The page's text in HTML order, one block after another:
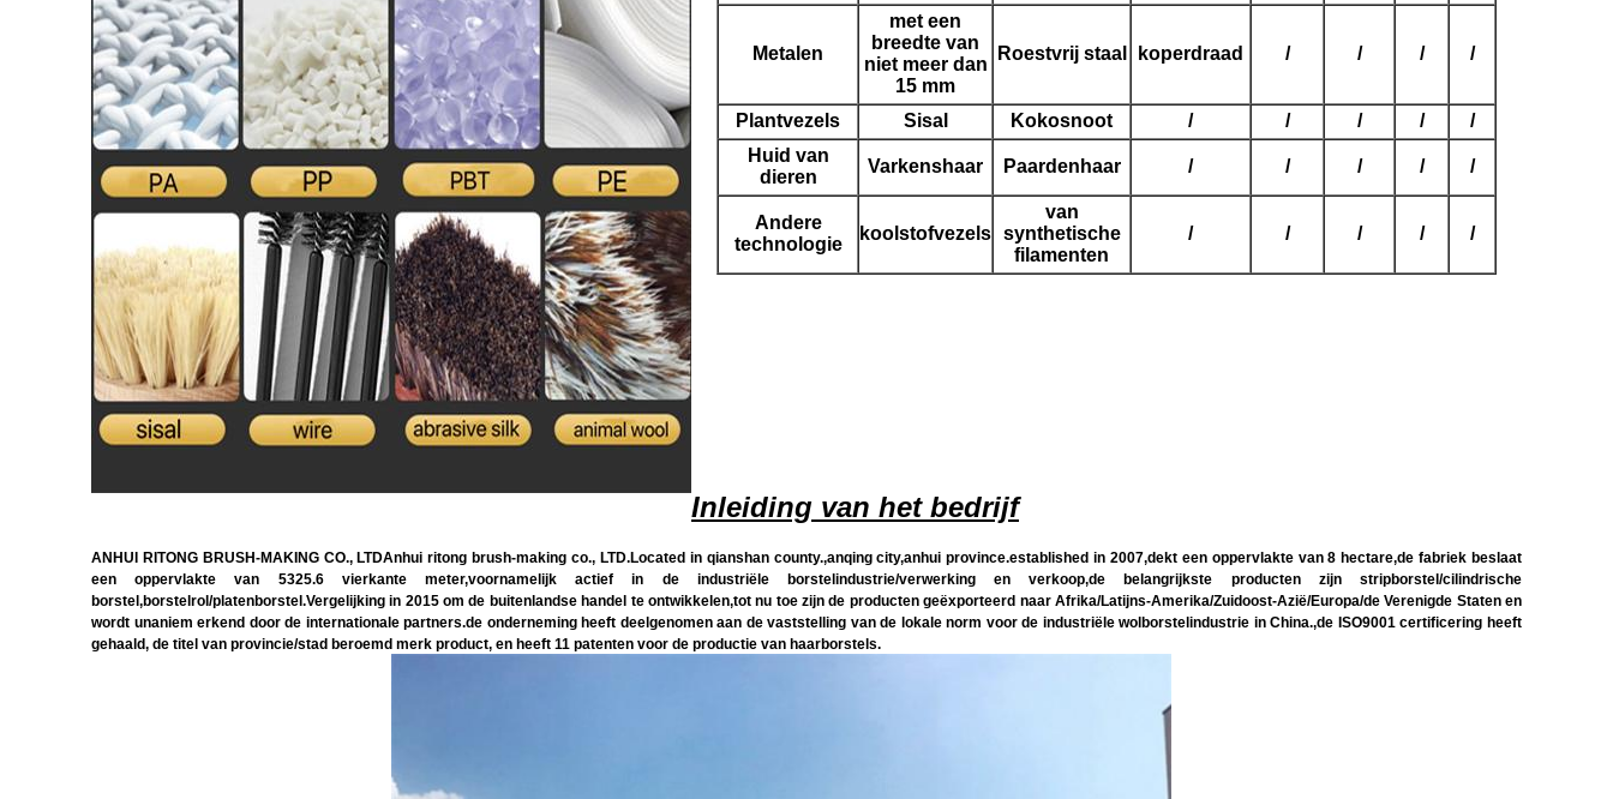
Metalen
met een
breedte van
niet meer dan
15 mm
Roestvrij staal koperdraad / / / /
Plantvezels Sisal Kokosnoot / / / /
/
Huid van
dieren
Varkenshaar Paardenhaar / / / / /
Andere
technologie
koolstofvezels
van
synthetische
filamenten
/ / / / /
Inleiding van het bedrijf
ANHUI RITONG BRUSH-MAKING CO., LTDAnhui ritong brush-making co., LTD.Located in qianshan county.,anqing city,anhui province.established in 2007,dekt een oppervlakte van 8 hectare,de fabriek beslaat
een oppervlakte van 5325.6 vierkante meter,voornamelijk actief in de industriële borstelindustrie/verwerking en verkoop,de belangrijkste producten zijn stripborstel/cilindrische
borstel,borstelrol/platenborstel.Vergelijking in 2015 om de buitenlandse handel te ontwikkelen,tot nu toe zijn de producten geëxporteerd naar Afrika/Latijns-Amerika/Zuidoost-Azië/Europa/de Verenigde Staten en
wordt unaniem erkend door de internationale partners.de onderneming heeft deelgenomen aan de vaststelling van de lokale norm voor de industriële wolborstelindustrie in China.,de ISO9001 certificering heeft
gehaald, de titel van provincie/stad beroemd merk product, en heeft 11 patenten voor de productie van haarborstels.